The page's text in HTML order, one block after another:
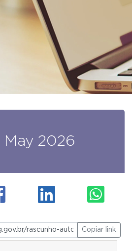
May 2026
Copiar link